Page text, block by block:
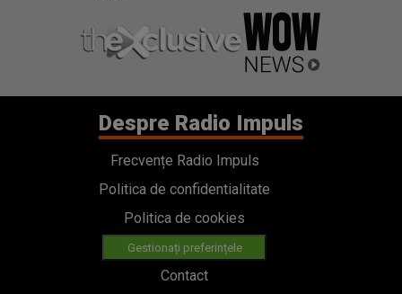
Despre Radio Impuls
Frecvențe Radio Impuls
Politica de confidentialitate
Politica de cookies
Gestionați preferințele
Contact